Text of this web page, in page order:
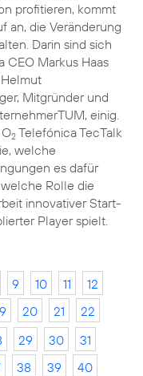
profitieren, kommt
an, die Veränderung
Darin sind sich
CEO Markus Haas
Mitgründer und
einig.
2Telefónica TecTalk
welche
es dafür
Rolle die
innovativer Start-
Player spielt.
9 10 11
12
20 21
22
29 30
31
38 39
40